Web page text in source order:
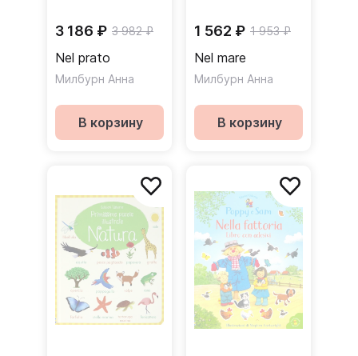
3 186 ₽ 3 982 ₽
Nel prato
Милбурн Анна
В корзину
1 562 ₽ 1 953 ₽
Nel mare
Милбурн Анна
В корзину